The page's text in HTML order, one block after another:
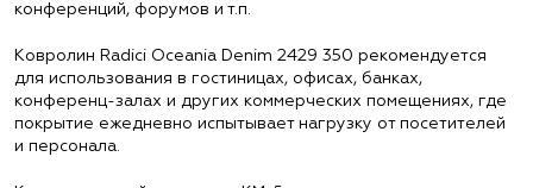
конференций, форумов и т.п.
Ковролин Radici Oceania Denim 2429 350 рекомендуется
для использования в гостиницах, офисах, банках,
конференц-залах и других коммерческих помещениях, где
покрытие ежедневно испытывает нагрузку от посетителей
и персонала.